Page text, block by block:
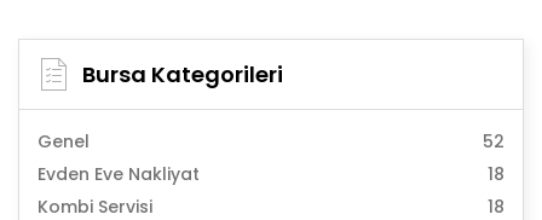
Bursa Kategorileri
Genel
52
Evden Eve Nakliyat
18
Kombi Servisi
18